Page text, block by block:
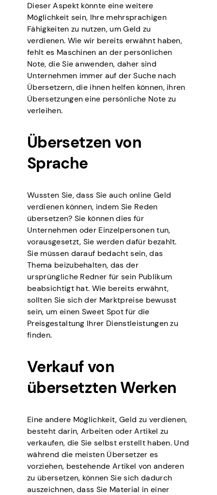
Dieser Aspekt könnte eine weitere
Möglichkeit sein, Ihre mehrsprachigen
Fähigkeiten zu nutzen, um Geld zu
verdienen. Wie wir bereits erwähnt haben,
fehlt es Maschinen an der persönlichen
Note, die Sie anwenden, daher sind
Unternehmen immer auf der Suche nach
Übersetzern, die ihnen helfen können, ihren
Übersetzungen eine persönliche Note zu
verleihen.
Übersetzen von
Sprache
Wussten Sie, dass Sie auch online Geld
verdienen können, indem Sie Reden
übersetzen? Sie können dies für
Unternehmen oder Einzelpersonen tun,
vorausgesetzt, Sie werden dafür bezahlt.
Sie müssen darauf bedacht sein, das
Thema beizubehalten, das der
ursprüngliche Redner für sein Publikum
beabsichtigt hat. Wie bereits erwähnt,
sollten Sie sich der Marktpreise bewusst
sein, um einen Sweet Spot für die
Preisgestaltung Ihrer Dienstleistungen zu
finden.
Verkauf von
übersetzten Werken
Eine andere Möglichkeit, Geld zu verdienen,
besteht darin, Arbeiten oder Artikel zu
verkaufen, die Sie selbst erstellt haben. Und
während die meisten Übersetzer es
vorziehen, bestehende Artikel von anderen
zu übersetzen, können Sie sich dadurch
auszeichnen, dass Sie Material in einer